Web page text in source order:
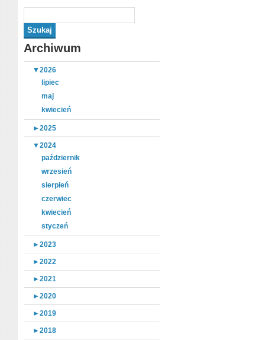
Archiwum
▼2026
lipiec
maj
kwiecień
►2025
▼2024
październik
wrzesień
sierpień
czerwiec
kwiecień
styczeń
►2023
►2022
►2021
►2020
►2019
►2018